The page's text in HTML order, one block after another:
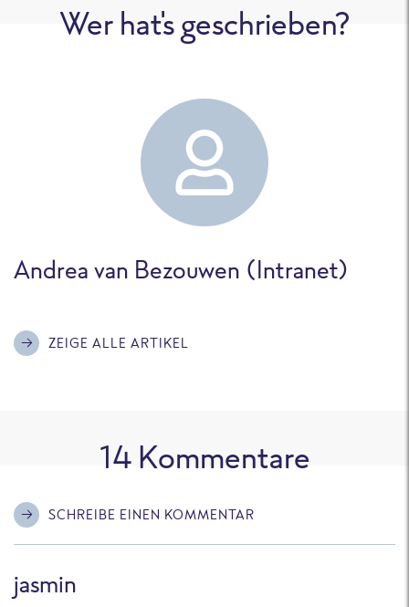
Wer hat's geschrieben?
Andrea van Bezouwen (Intranet)
ZEIGE ALLE ARTIKEL
14Kommentare
SCHREIBE EINEN KOMMENTAR
jasmin